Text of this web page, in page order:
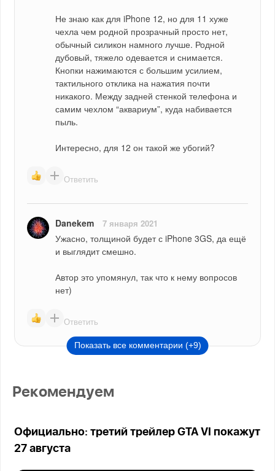
Не знаю как для iPhone 12, но для 11 хуже
чехла чем родной прозрачный просто нет,
обычный силикон намного лучше. Родной
дубовый, тяжело одевается и снимается.
Кнопки нажимаются с большим усилием,
тактильного отклика на нажатия почти
никакого. Между задней стенкой телефона и
самим чехлом “аквариум”, куда набивается
пыль.
Интересно, для 12 он такой же убогий?
Ответить
Danekem 7 января 2021
Ужасно, толщиной будет с iPhone 3GS, да ещё
и выглядит смешно.
Автор это упомянул, так что к нему вопросов
нет)
Ответить
Показать все комментарии (+9)
Рекомендуем
Официально: третий трейлер GTA VI покажут
27 августа